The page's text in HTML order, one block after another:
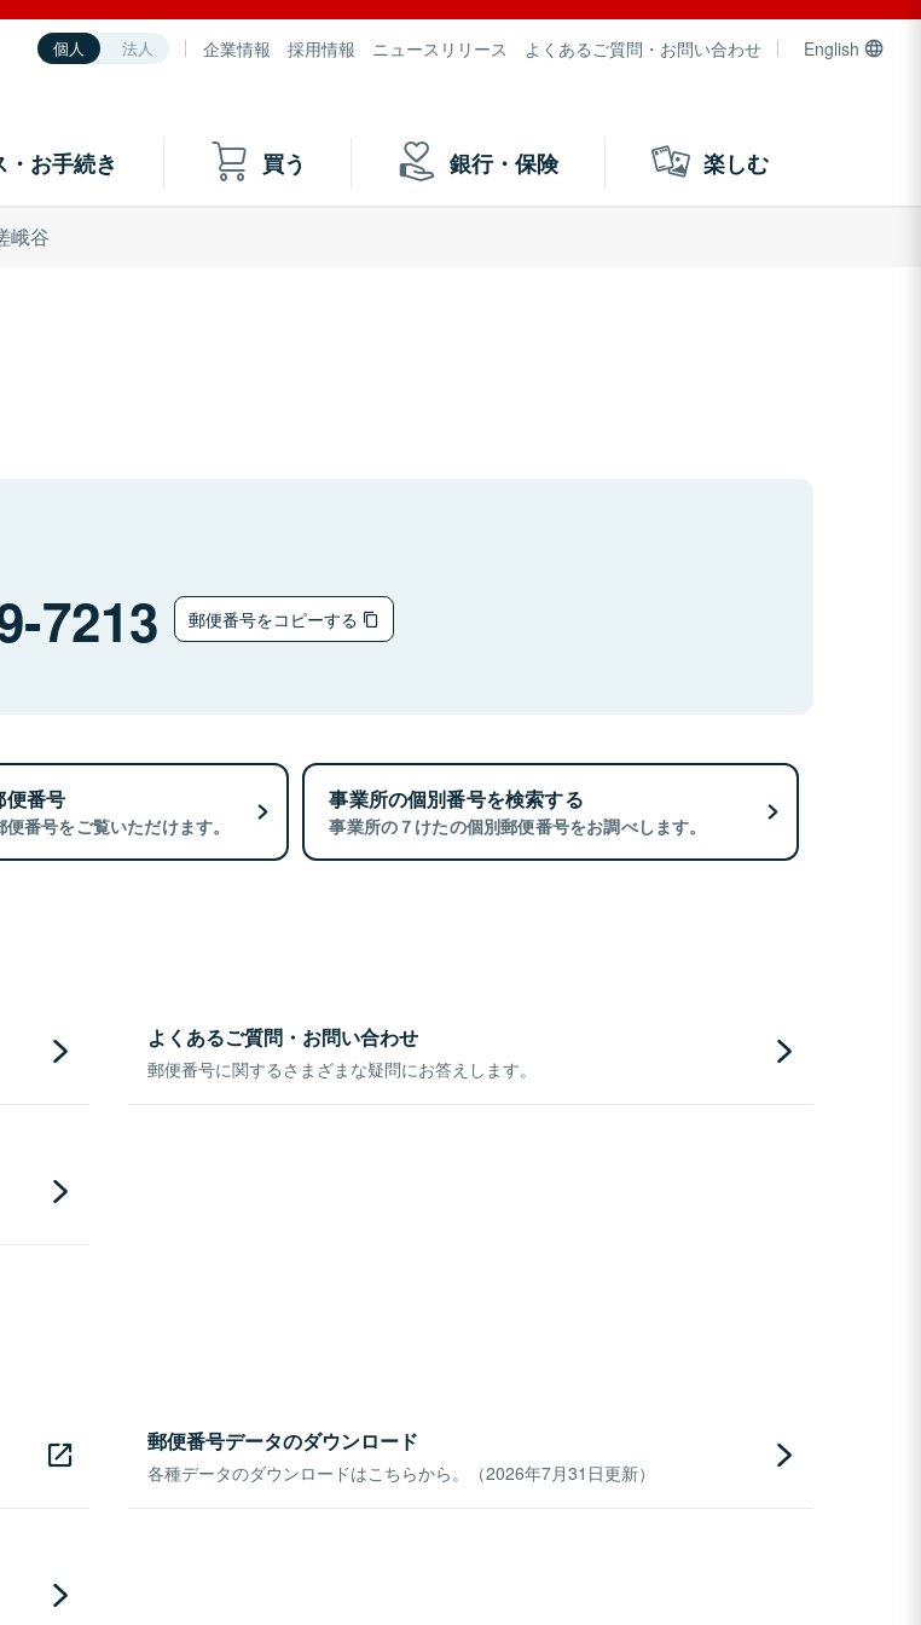
個人 法人 企業情報 採用情報 ニュースリリース よくあるご質問・お問い合わせ English
お手続き 買う 銀行・保険 楽しむ
峨谷
7213 郵便番号をコピーする
便番号
番号をご覧いただけます。
事業所の個別番号を検索する
事業所の７けたの個別郵便番号をお調べします。
よくあるご質問・お問い合わせ
郵便番号に関するさまざまな疑問にお答えします。
郵便番号データのダウンロード
各種データのダウンロードはこちらから。（2026年7月31日更新）